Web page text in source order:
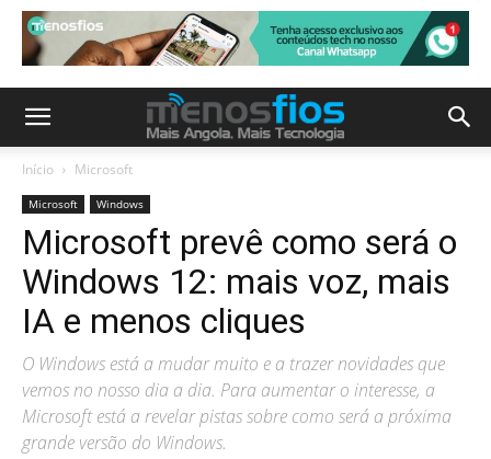
Início Microsoft
Microsoft Windows
Microsoft prevê como será o
Windows 12: mais voz, mais
IA e menos cliques
O Windows está a mudar muito e a trazer novidades que
vemos no nosso dia a dia. Para aumentar o interesse, a
Microsoft está a revelar pistas sobre como será a próxima
grande versão do Windows.